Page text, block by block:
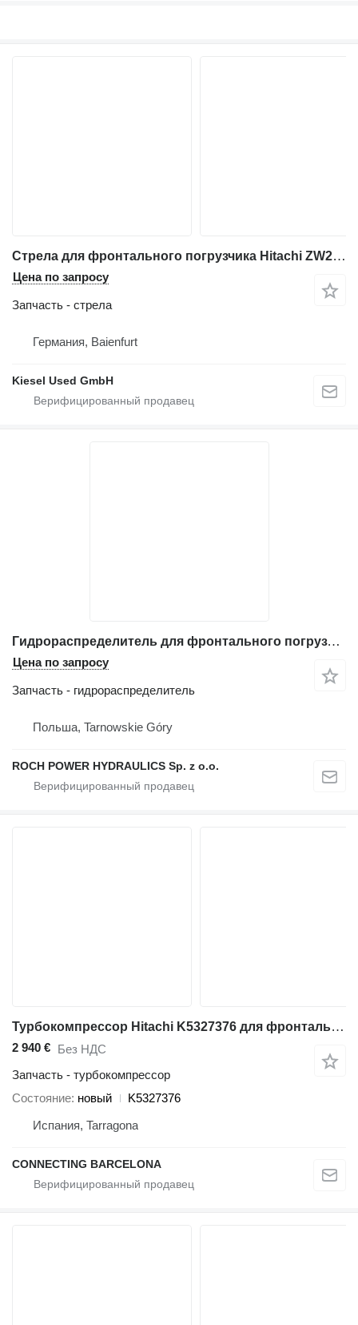
Стрела для фронтального погрузчика Hitachi ZW250-6
Цена по запросу
Запчасть - стрела
Германия, Baienfurt
Kiesel Used GmbH
Гидрораспределитель для фронтального погрузчика Hitachi ZW250
Цена по запросу
Запчасть - гидрораспределитель
Польша, Tarnowskie Góry
ROCH POWER HYDRAULICS Sp. z o.o.
Турбокомпрессор Hitachi K5327376 для фронтального погрузчика Hitachi ZW220-6, ZW250-6
2 940 € Без НДС
Запчасть - турбокомпрессор
Состояние новый
K5327376
Испания, Tarragona
CONNECTING BARCELONA